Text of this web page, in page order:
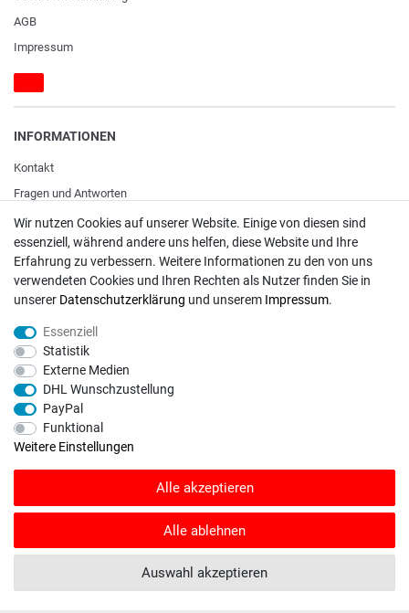
AGB
Impressum
INFORMATIONEN
Kontakt
Fragen und Antworten
Unternehmen
Versand
Zahlungsweisen
ZAHLUNGSARTEN / VERSAND
Paypal
VISA / Mastercard
DHL
Deutsche Post
Bei Fragen wenden Sie sich direkt an unser Service-Team.
Montag - Freitag, 09:00 - 18:00
info@rasentraktoren-motoren.de
Wir nutzen Cookies auf unserer Website. Einige von diesen sind
essenziell, während andere uns helfen, diese Website und Ihre
Erfahrung zu verbessern. Weitere Informationen zu den von uns
verwendeten Cookies und Ihren Rechten als Nutzer finden Sie in
unserer Daten­schutz­erklärung und unserem Impressum.
Essenziell
Statistik
Externe Medien
DHL Wunschzustellung
PayPal
Funktional
Weitere Einstellungen
Alle akzeptieren
Alle ablehnen
Auswahl akzeptieren